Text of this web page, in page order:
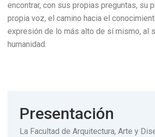
encontrar, con sus propias preguntas, su
propia voz, el camino hacia el
expresión de lo más alto de sí mismo, al
humanidad.
Presentación
La Facultad de Arquitectura, Arte y